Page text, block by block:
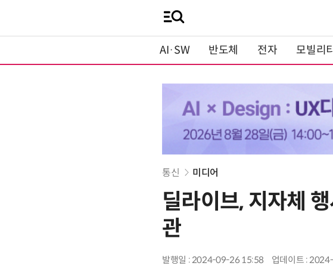
AI·SW 반도체 전자 모빌리티
통신 미디어
딜라이브, 지자체
관
발행일 : 2024-09-26 15:58 업데이트 :